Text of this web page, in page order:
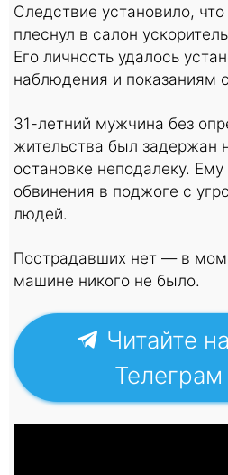
Следствие установило,
плеснул в салон
Его личность удалось
наблюдения и показаниям
31-летний мужчина без
жительства был задержан
остановке неподалеку.
обвинения в поджоге с
людей.
Пострадавших нет — в
машине никого не было.
Читайте
Телеграм